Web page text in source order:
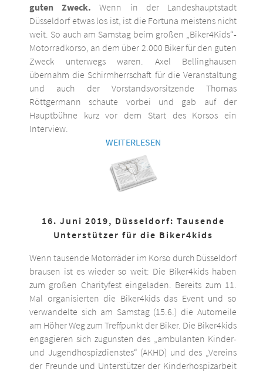
guten Zweck. Wenn in der Landeshauptstadt
Düsseldorf etwas los ist, ist die Fortuna meistens nicht
weit. So auch am Samstag beim großen „Biker4Kids“-
Motorradkorso, an dem über 2.000 Biker für den guten
Zweck unterwegs waren. Axel Bellinghausen
übernahm die Schirmherrschaft für die Veranstaltung
und auch der Vorstandsvorsitzende Thomas
Röttgermann schaute vorbei und gab auf der
Hauptbühne kurz vor dem Start des Korsos ein
Interview.
WEITERLESEN
16. Juni 2019, Düsseldorf: Tausende
Unterstützer für die Biker4kids
Wenn tausende Motorräder im Korso durch Düsseldorf
brausen ist es wieder so weit: Die Biker4kids haben
zum großen Charityfest eingeladen. Bereits zum 11.
Mal organisierten die Biker4kids das Event und so
verwandelte sich am Samstag (15.6.) die Automeile
am Höher Weg zum Treffpunkt der Biker. Die Biker4kids
engagieren sich zugunsten des „ambulanten Kinder-
und Jugendhospizdienstes“ (AKHD) und des „Vereins
der Freunde und Unterstützer der Kinderhospizarbeit